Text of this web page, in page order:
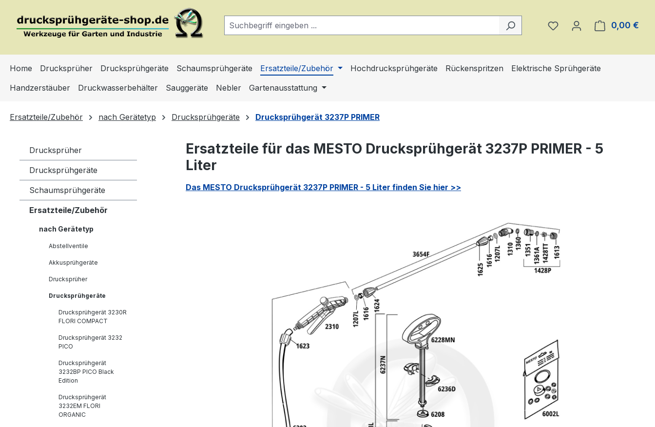
Du hast 0 Produkte auf
0,00 €
Home Drucksprüher Drucksprühgeräte Schaumsprühgeräte Ersatzteile/Zubehör Hochdrucksprühgeräte Rückenspritzen
Elektrische Sprühgeräte
Handzerstäuber
Druckwasserbehälter Sauggeräte Nebler Gartenausstattung
Ersatzteile/Zubehör nach Gerätetyp Drucksprühgeräte Drucksprühgerät 3237P PRIMER
Drucksprüher
Drucksprühgeräte
Schaumsprühgeräte
Ersatzteile/Zubehör
nach Gerätetyp
Abstellventile
Akkusprühgeräte
Drucksprüher
Drucksprühgeräte
Drucksprühgerät 3230R
FLORI COMPACT
Drucksprühgerät 3232
PICO
Drucksprühgerät
3232BP PICO Black
Edition
Drucksprühgerät
3232EM FLORI
ORGANIC
Ersatzteile für das MESTO Drucksprühgerät 3237P PRIMER - 5
Liter
Das MESTO Drucksprühgerät 3237P PRIMER - 5 Liter finden Sie hier >>